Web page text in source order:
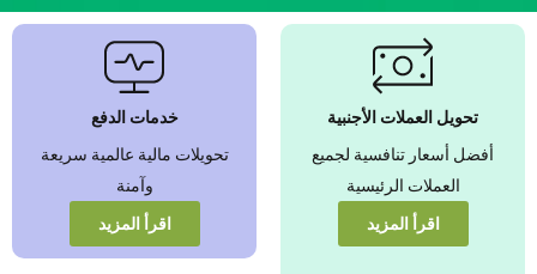
نضمن بأفضل أسعار
صرف العملات الأجنبية
عزّز قيمة أموالك من خلال أسعار
عرض المزيد
تحويل العملات الأجنبية
أفضل أسعار تنافسية لجميع
العملات الرئيسية
اقرأ المزيد
خدمات الدفع
تحويلات مالية عالمية سريعة
وآمنة
اقرأ المزيد